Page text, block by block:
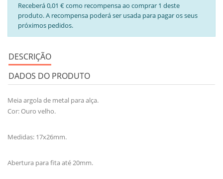
Receberá 0,01 € como recompensa ao comprar 1 deste
produto. A recompensa poderá ser usada para pagar os seus
próximos pedidos.
DESCRIÇÃO
DADOS DO PRODUTO
Meia argola de metal para alça.
Cor: Ouro velho.
Medidas: 17x26mm.
Abertura para fita até 20mm.